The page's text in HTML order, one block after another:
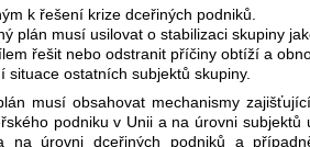
k řešení krize dceřiných podniků.
plán musí usilovat o stabilizaci skupiny
řešit nebo odstranit příčiny obtíží a
situace ostatních subjektů skupiny.
musí obsahovat mechanismy
podniku v Unii a na úrovni
na úrovni dceřiných podniků a